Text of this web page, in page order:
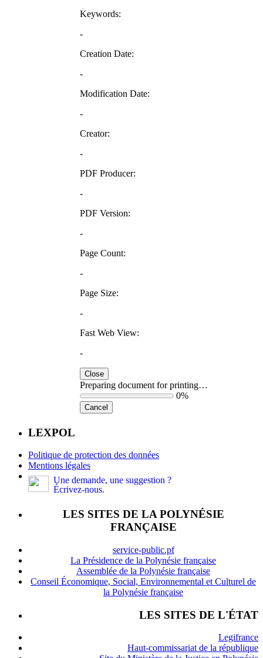
Keywords:
-
Creation Date:
-
Modification Date:
-
Creator:
-
PDF Producer:
-
PDF Version:
-
Page Count:
-
Page Size:
-
Fast Web View:
-
Close
Preparing document for printing…
0%
Cancel
LEXPOL
Politique de protection des données
Mentions légales
Une demande, une suggestion ?
Écrivez-nous.
LES SITES DE LA POLYNÉSIE
FRANÇAISE
service-public.pf
La Présidence de la Polynésie française
Assemblée de la Polynésie française
Conseil Économique, Social, Environnemental et Culturel de
la Polynésie française
LES SITES DE L'ÉTAT
Legifrance
Haut-commissariat de la république